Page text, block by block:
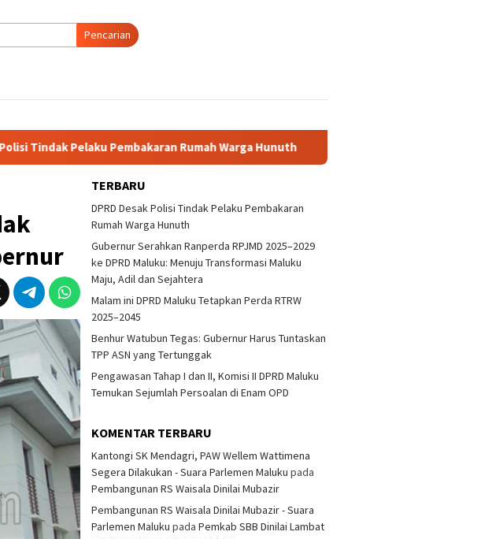
Pencarian
Pelaku Pembakaran Rumah Warga Hunuth Gubernur Serahkan Ranperda RPJMD
TERBARU
DPRD Desak Polisi Tindak Pelaku Pembakaran
Rumah Warga Hunuth
Gubernur Serahkan Ranperda RPJMD 2025–2029
ke DPRD Maluku: Menuju Transformasi Maluku
Maju, Adil dan Sejahtera
Malam ini DPRD Maluku Tetapkan Perda RTRW
2025–2045
Benhur Watubun Tegas: Gubernur Harus Tuntaskan
TPP ASN yang Tertunggak
Pengawasan Tahap I dan II, Komisi II DPRD Maluku
Temukan Sejumlah Persoalan di Enam OPD
KOMENTAR TERBARU
Kantongi SK Mendagri, PAW Wellem Wattimena
Segera Dilakukan - Suara Parlemen Maluku pada
Pembangunan RS Waisala Dinilai Mubazir
Pembangunan RS Waisala Dinilai Mubazir - Suara
Parlemen Maluku padaPemkab SBB Dinilai Lambat